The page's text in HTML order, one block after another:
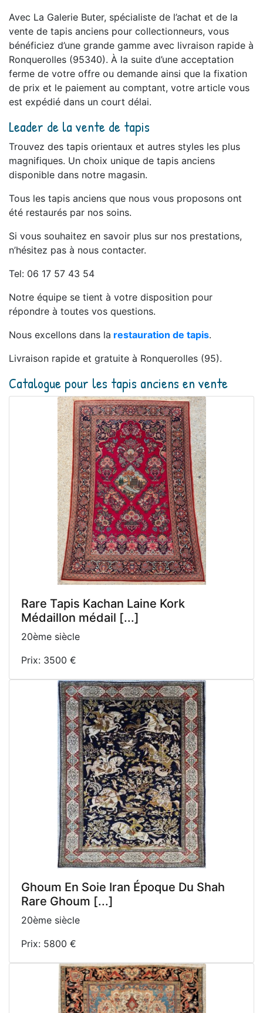
Avec La Galerie Buter, spécialiste de l’achat et de la
vente de tapis anciens pour collectionneurs, vous
bénéficiez d’une grande gamme avec livraison rapide à
Ronquerolles (95340). À la suite d’une acceptation
ferme de votre offre ou demande ainsi que la fixation
de prix et le paiement au comptant, votre article vous
est expédié dans un court délai.
Leader de la vente de tapis
Trouvez des tapis orientaux et autres styles les plus
magnifiques. Un choix unique de tapis anciens
disponible dans notre magasin.
Tous les tapis anciens que nous vous proposons ont
été restaurés par nos soins.
Si vous souhaitez en savoir plus sur nos prestations,
n’hésitez pas à nous contacter.
Tel: 06 17 57 43 54
Notre équipe se tient à votre disposition pour
répondre à toutes vos questions.
Nous excellons dans la restauration de tapis.
Livraison rapide et gratuite à Ronquerolles (95).
Catalogue pour les tapis anciens en vente
Rare Tapis Kachan Laine Kork
Médaillon médail [...]
20ème siècle
Prix: 3500 €
Ghoum En Soie Iran Époque Du Shah
Rare Ghoum [...]
20ème siècle
Prix: 5800 €